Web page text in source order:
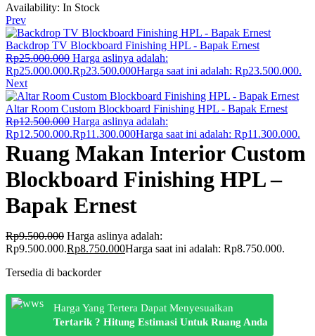
Availability: In Stock
Prev
Backdrop TV Blockboard Finishing HPL - Bapak Ernest
Rp25.000.000 Harga aslinya adalah:
Rp25.000.000.Rp23.500.000Harga saat ini adalah: Rp23.500.000.
Next
Altar Room Custom Blockboard Finishing HPL - Bapak Ernest
Rp12.500.000 Harga aslinya adalah:
Rp12.500.000.Rp11.300.000Harga saat ini adalah: Rp11.300.000.
Ruang Makan Interior Custom
Blockboard Finishing HPL –
Bapak Ernest
Rp9.500.000 Harga aslinya adalah:
Rp9.500.000.Rp8.750.000Harga saat ini adalah: Rp8.750.000.
Tersedia di backorder
Harga Yang Tertera Dapat Menyesuaikan
Tertarik ? Hitung Estimasi Untuk Ruang Anda